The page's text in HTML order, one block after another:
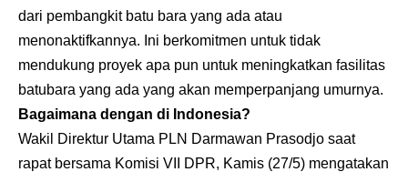
dari pembangkit batu bara yang ada atau
menonaktifkannya. Ini berkomitmen untuk tidak
mendukung proyek apa pun untuk meningkatkan fasilitas
batubara yang ada yang akan memperpanjang umurnya.
Bagaimana dengan di Indonesia?
Wakil Direktur Utama PLN Darmawan Prasodjo saat
rapat bersama Komisi VII DPR, Kamis (27/5) mengatakan